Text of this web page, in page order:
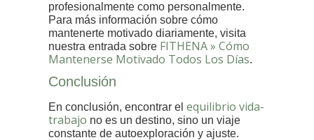
profesionalmente como personalmente.
Para más información sobre cómo
mantenerte motivado diariamente, visita
nuestra entrada sobre FITHENA » Cómo
Mantenerse Motivado Todos Los Días.
Conclusión
En conclusión, encontrar el equilibrio vida-
trabajo no es un destino, sino un viaje
constante de autoexploración y ajuste.